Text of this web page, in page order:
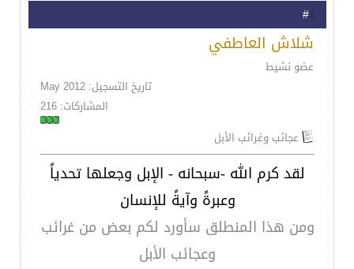
1
شلاش العاطفي
عضو نشيط
تاريخ التسجيل: May 2012
المشاركات: 216
عجائب وغرائب الأبل
لقد كرم الله -سبحانه - الإبل وجعلها تحدياً
وعبرةً وآيةً للإنسان
ومن هذا المنطلق سأورد لكم بعض من غرائب
وعجائب الأبل